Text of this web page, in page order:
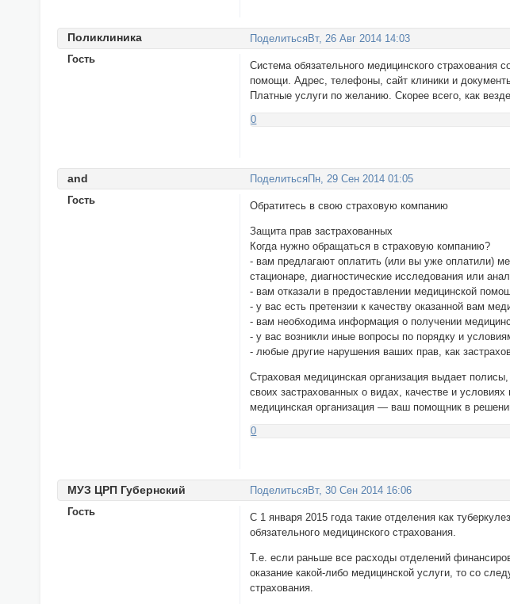
ПоделитьсяВт, 26 Авг 2014 14:03
Поликлиника
Гость
Система обязательного медицинского страхования
помощи. Адрес, телефоны, сайт клиники и
Платные услуги по желанию. Скорее всего, как
0
Поделиться Пн, 29 Сен 2014 01:05
and
Гость
Обратитесь в свою страховую компанию
Защита прав застрахованных
Когда нужно обращаться в страховую компанию?
- вам предлагают оплатить (или вы уже оплатили)
стационаре, диагностические исследования или
- вам отказали в предоставлении медицинской
- у вас есть претензии к качеству оказанной вам
- вам необходима информация о получении
- у вас возникли иные вопросы по порядку и
- любые другие нарушения ваших прав, как
Страховая медицинская организация выдает
своих застрахованных о видах, качестве и
медицинская организация — ваш помощник в
0
Поделиться Вт, 30 Сен 2014 16:06
МУЗ ЦРП Губернский
Гость
С 1 января 2015 года такие отделения как
обязательного медицинского страхования.
Т.е. если раньше все расходы отделений
оказание какой-либо медицинской услуги, то со
страхования.